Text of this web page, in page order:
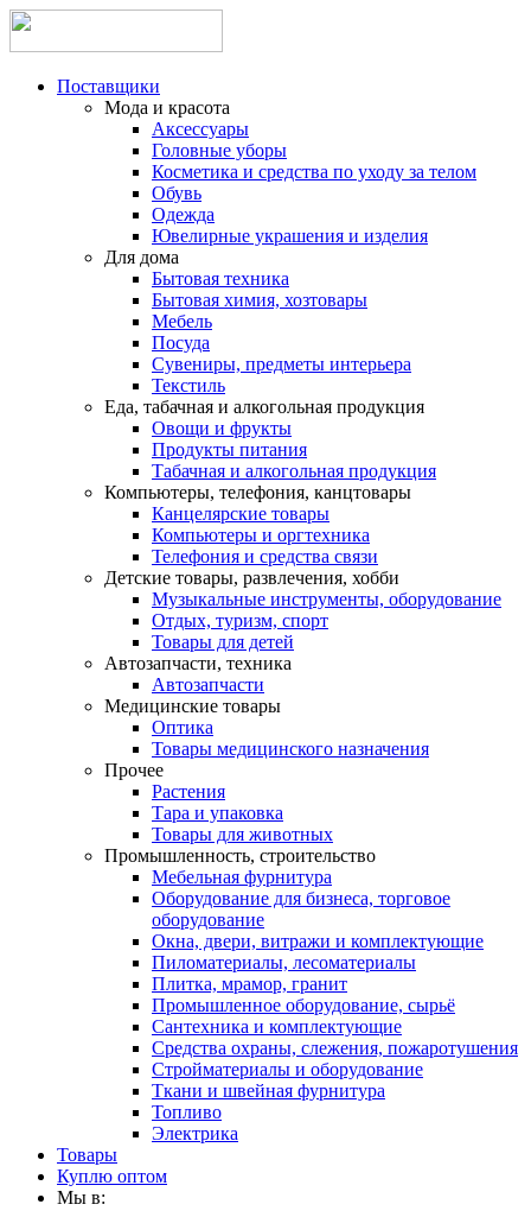
Поставщики
Мода и красота
Аксессуары
Головные уборы
Косметика и средства по уходу за телом
Обувь
Одежда
Ювелирные украшения и изделия
Для дома
Бытовая техника
Бытовая химия, хозтовары
Мебель
Посуда
Сувениры, предметы интерьера
Текстиль
Еда, табачная и алкогольная продукция
Овощи и фрукты
Продукты питания
Табачная и алкогольная продукция
Компьютеры, телефония, канцтовары
Канцелярские товары
Компьютеры и оргтехника
Телефония и средства связи
Детские товары, развлечения, хобби
Музыкальные инструменты, оборудование
Отдых, туризм, спорт
Товары для детей
Автозапчасти, техника
Автозапчасти
Медицинские товары
Оптика
Товары медицинского назначения
Прочее
Растения
Тара и упаковка
Товары для животных
Промышленность, строительство
Мебельная фурнитура
Оборудование для бизнеса, торговое
оборудование
Окна, двери, витражи и комплектующие
Пиломатериалы, лесоматериалы
Плитка, мрамор, гранит
Промышленное оборудование, сырьё
Сантехника и комплектующие
Средства охраны, слежения, пожаротушения
Стройматериалы и оборудование
Ткани и швейная фурнитура
Топливо
Электрика
Товары
Куплю оптом
Мы в: